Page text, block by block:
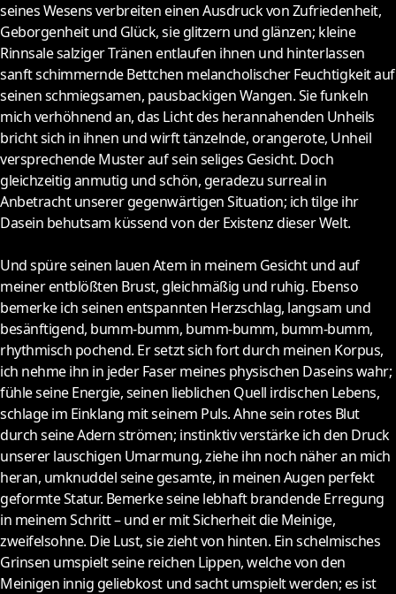
seines Wesens verbreiten einen Ausdruck von Zufriedenheit,
Geborgenheit und Glück, sie glitzern und glänzen; kleine
Rinnsale salziger Tränen entlaufen ihnen und hinterlassen
sanft schimmernde Bettchen melancholischer Feuchtigkeit auf
seinen schmiegsamen, pausbackigen Wangen. Sie funkeln
mich verhöhnend an, das Licht des herannahenden Unheils
bricht sich in ihnen und wirft tänzelnde, orangerote, Unheil
versprechende Muster auf sein seliges Gesicht. Doch
gleichzeitig anmutig und schön, geradezu surreal in
Anbetracht unserer gegenwärtigen Situation; ich tilge ihr
Dasein behutsam küssend von der Existenz dieser Welt.
Und spüre seinen lauen Atem in meinem Gesicht und auf
meiner entblößten Brust, gleichmäßig und ruhig. Ebenso
bemerke ich seinen entspannten Herzschlag, langsam und
besänftigend, bumm-bumm, bumm-bumm, bumm-bumm,
rhythmisch pochend. Er setzt sich fort durch meinen Korpus,
ich nehme ihn in jeder Faser meines physischen Daseins wahr;
fühle seine Energie, seinen lieblichen Quell irdischen Lebens,
schlage im Einklang mit seinem Puls. Ahne sein rotes Blut
durch seine Adern strömen; instinktiv verstärke ich den Druck
unserer lauschigen Umarmung, ziehe ihn noch näher an mich
heran, umknuddel seine gesamte, in meinen Augen perfekt
geformte Statur. Bemerke seine lebhaft brandende Erregung
in meinem Schritt – und er mit Sicherheit die Meinige,
zweifelsohne. Die Lust, sie zieht von hinten. Ein schelmisches
Grinsen umspielt seine reichen Lippen, welche von den
Meinigen innig geliebkost und sacht umspielt werden; es ist